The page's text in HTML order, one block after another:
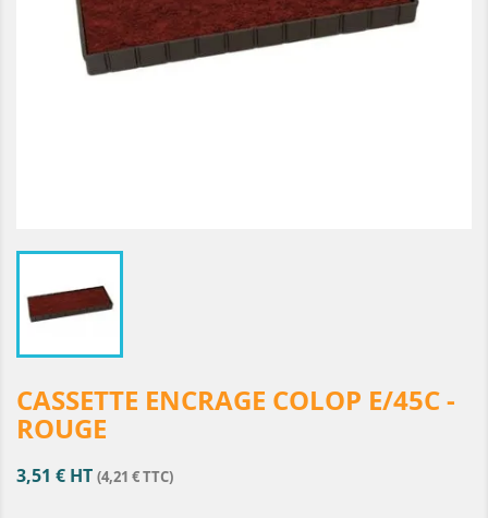
CASSETTE ENCRAGE COLOP E/45C -
ROUGE
3,51 € HT (4,21 € TTC)